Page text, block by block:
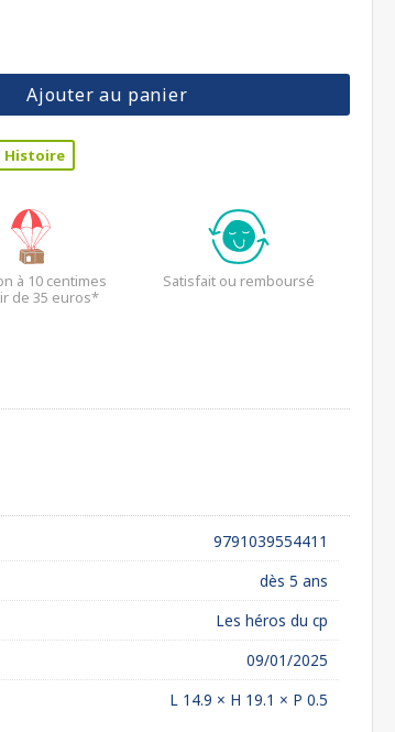
Ajouter au panier
Histoire
à 10 centimes
de 35 euros*
Satisfait ou remboursé
9791039554411
dès 5 ans
Les héros du cp
09/01/2025
L 14.9 × H 19.1 × P 0.5